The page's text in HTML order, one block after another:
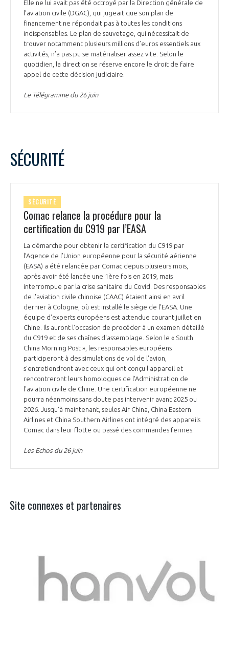
Elle ne lui avait pas été octroyé par la Direction générale de
l’aviation civile (DGAC), qui jugeait que son plan de
financement ne répondait pas à toutes les conditions
indispensables. Le plan de sauvetage, qui nécessitait de
trouver notamment plusieurs millions d’euros essentiels aux
activités, n’a pas pu se matérialiser assez vite. Selon le
quotidien, la direction se réserve encore le droit de faire
appel de cette décision judiciaire.
Le Télégramme du 26 juin
SÉCURITÉ
SÉCURITÉ
Comac relance la procédure pour la
certification du C919 par l’EASA
La démarche pour obtenir la certification du C919 par
l’Agence de l’Union européenne pour la sécurité aérienne
(EASA) a été relancée par Comac depuis plusieurs mois,
après avoir été lancée une 1ère fois en 2019, mais
interrompue par la crise sanitaire du Covid. Des responsables
de l'aviation civile chinoise (CAAC) étaient ainsi en avril
dernier à Cologne, où est installé le siège de l'EASA. Une
équipe d'experts européens est attendue courant juillet en
Chine. Ils auront l'occasion de procéder à un examen détaillé
du C919 et de ses chaînes d'assemblage. Selon le « South
China Morning Post », les responsables européens
participeront à des simulations de vol de l'avion,
s'entretiendront avec ceux qui ont conçu l'appareil et
rencontreront leurs homologues de l'Administration de
l'aviation civile de Chine. Une certification européenne ne
pourra néanmoins sans doute pas intervenir avant 2025 ou
2026. Jusqu'à maintenant, seules Air China, China Eastern
Airlines et China Southern Airlines ont intégré des appareils
Comac dans leur flotte ou passé des commandes fermes.
Les Echos du 26 juin
Site connexes et partenaires